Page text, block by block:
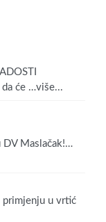
će …više...
Maslačak!…
primjenju u vrtić